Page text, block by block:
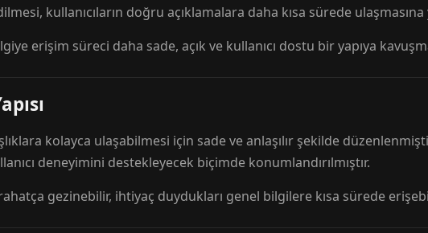
kullanıcıların doğru açıklamalara daha kısa sürede ulaşmasına
erişim süreci daha sade, açık ve kullanıcı dostu bir yapıya
kolayca ulaşabilmesi için sade ve anlaşılır şekilde
deneyimini destekleyecek biçimde konumlandırılmıştır.
gezinebilir, ihtiyaç duydukları genel bilgilere kısa sürede